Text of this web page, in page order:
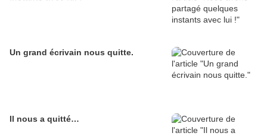
Un grand écrivain nous quitte.
Il nous a quitté…